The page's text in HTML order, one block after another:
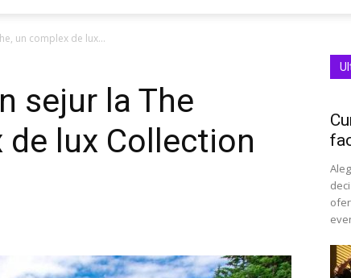
Romania
un complex de lux...
sejur la The
de lux Collection